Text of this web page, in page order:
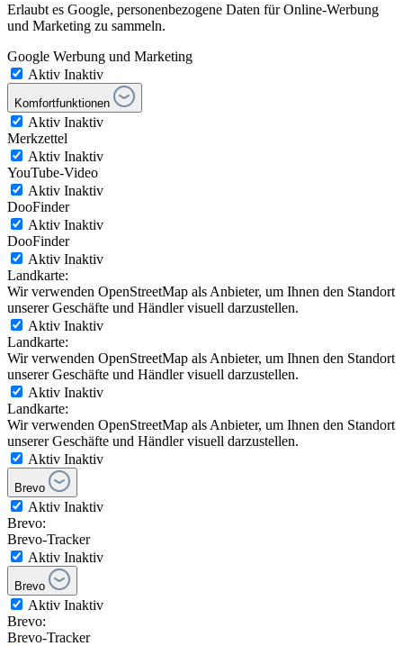
Erlaubt es Google, personenbezogene Daten für Online-Werbung
und Marketing zu sammeln.
Google Werbung und Marketing
Aktiv Inaktiv
Komfortfunktionen
Aktiv Inaktiv
Merkzettel
Aktiv Inaktiv
YouTube-Video
Aktiv Inaktiv
DooFinder
Aktiv Inaktiv
DooFinder
Aktiv Inaktiv
Landkarte:
Wir verwenden OpenStreetMap als Anbieter, um Ihnen den Standort
unserer Geschäfte und Händler visuell darzustellen.
Aktiv Inaktiv
Landkarte:
Wir verwenden OpenStreetMap als Anbieter, um Ihnen den Standort
unserer Geschäfte und Händler visuell darzustellen.
Aktiv Inaktiv
Landkarte:
Wir verwenden OpenStreetMap als Anbieter, um Ihnen den Standort
unserer Geschäfte und Händler visuell darzustellen.
Aktiv Inaktiv
Brevo
Aktiv Inaktiv
Brevo:
Brevo-Tracker
Aktiv Inaktiv
Brevo
Aktiv Inaktiv
Brevo:
Brevo-Tracker